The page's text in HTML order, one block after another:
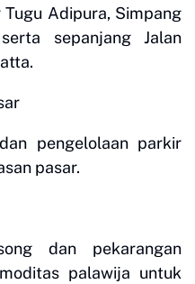
Adipura, Simpang
sepanjang Jalan
pengelolaan parkir
pasar.
dan pekarangan
palawija untuk